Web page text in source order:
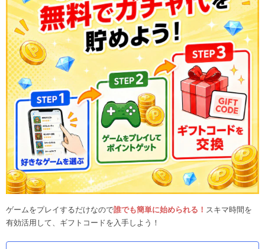
ゲームをプレイするだけなので誰でも簡単に始められる！ スキマ時間を
有効活用して、ギフトコードを入手しよう！